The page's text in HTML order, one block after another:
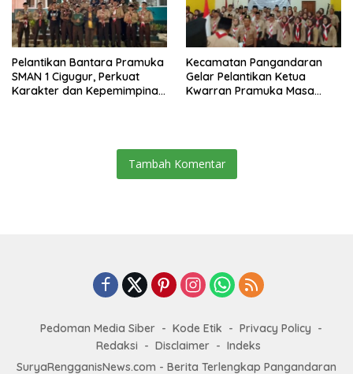
Pelantikan Bantara Pramuka
SMAN 1 Cigugur, Perkuat
Karakter dan Kepemimpinan
Kecamatan Pangandaran
Gelar Pelantikan Ketua
Kwarran Pramuka Masa
Tambah Komentar
Pedoman Media Siber Kode Etik
Privacy Policy
Redaksi
Disclaimer
Indeks
SuryaRengganisNews.com - Berita Terlengkap Pangandaran